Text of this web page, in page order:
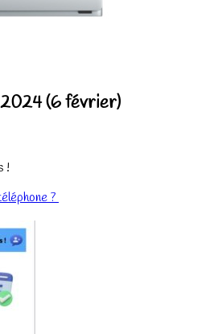
(6 février)
!
?